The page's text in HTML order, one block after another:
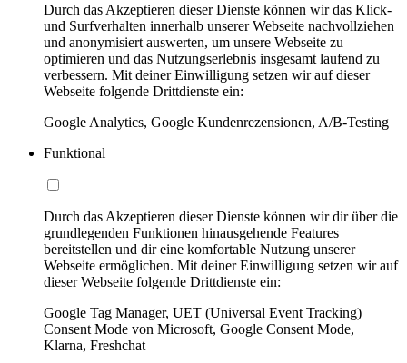
Durch das Akzeptieren dieser Dienste können wir das Klick-
und Surfverhalten innerhalb unserer Webseite nachvollziehen
und anonymisiert auswerten, um unsere Webseite zu
optimieren und das Nutzungserlebnis insgesamt laufend zu
verbessern. Mit deiner Einwilligung setzen wir auf dieser
Webseite folgende Drittdienste ein:
Google Analytics, Google Kundenrezensionen, A/B-Testing
Funktional
Durch das Akzeptieren dieser Dienste können wir dir über die
grundlegenden Funktionen hinausgehende Features
bereitstellen und dir eine komfortable Nutzung unserer
Webseite ermöglichen. Mit deiner Einwilligung setzen wir auf
dieser Webseite folgende Drittdienste ein:
Google Tag Manager, UET (Universal Event Tracking)
Consent Mode von Microsoft, Google Consent Mode,
Klarna, Freshchat